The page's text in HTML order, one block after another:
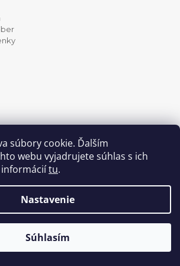
súbory cookie. Ďalším
webu vyjadrujete súhlas s ich
informáciítu.
Nastavenie
Súhlasím
Všetky práva